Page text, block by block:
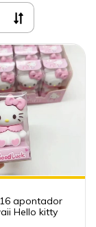
apontador
Hello kitty